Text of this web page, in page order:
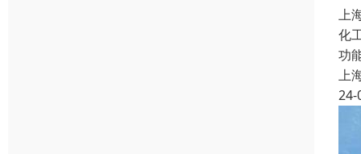
上
化
功
上
24-